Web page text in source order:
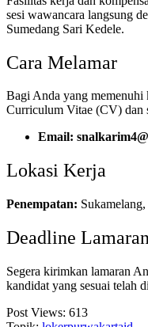
sesi wawancara langsung
Sumedang Sari Kedele.
Cara Melamar
Bagi Anda yang
Curriculum Vitae (CV) dan
Email:
Lokasi Kerja
Penempatan:
Deadline Lamaran
Segera kirimkan lamaran
kandidat yang sesuai telah
Post Views: 613